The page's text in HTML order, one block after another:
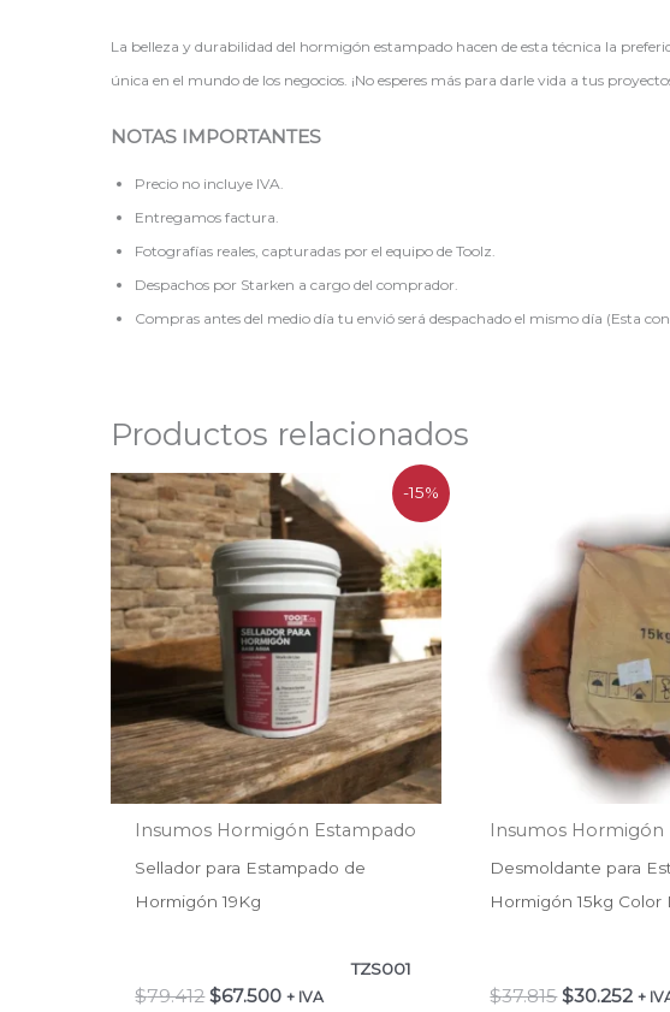
La belleza y durabilidad del hormigón estampado hacen de esta técnica la
única en el mundo de los negocios. ¡No esperes más para darle vida a tus
NOTAS IMPORTANTES
Precio no incluye IVA.
Entregamos factura.
Fotografías reales, capturadas por el equipo de Toolz.
Despachos por Starken a cargo del comprador.
Compras antes del medio día tu envió será despachado el mismo día (Esta
Productos relacionados
-15%
Insumos Hormigón Estampado
Sellador para Estampado de
Hormigón 19Kg
TZS001
$79.412
El
precio
original
era:
$79.412.
$67.500
El
precio
actual
es:
$67.500.
+ IVA
Insumos Hormigón
Desmoldante para
Hormigón 15kg Color
$37.815
original
era:
$37.815.
$30.252
es:
+